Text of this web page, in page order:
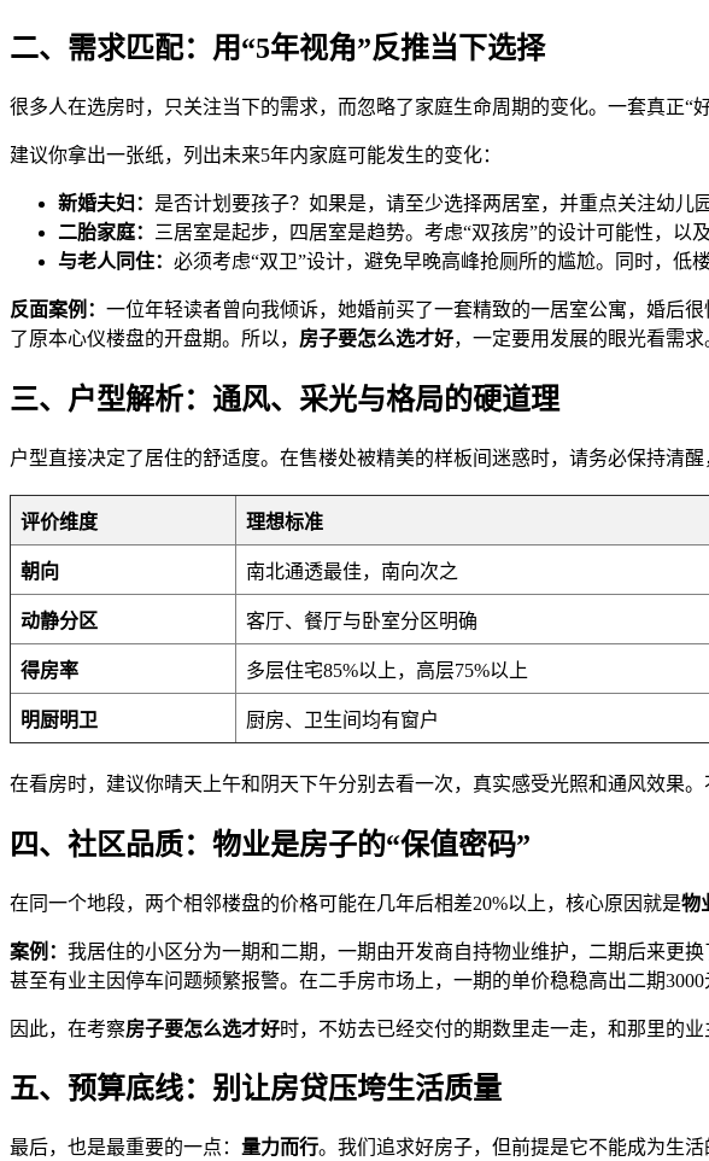
二、需求匹配：用“5年视角”反推当下选择
很多人在选房时，只关注当下的需求，而忽略了家庭生命周期的变化。一套真正“
建议你拿出一张纸，列出未来5年内家庭可能发生的变化：
新婚夫妇： 是否计划要孩子？如果是，请至少选择两居室，并重点关注幼儿
二胎家庭：
三居室是起步，四居室是趋势。考虑“双孩房”的设计可能性，以
与老人同住： 必须考虑“双卫”设计，避免早晚高峰抢厕所的尴尬。同时，低
反面案例： 一位年轻读者曾向我倾诉，她婚前买了一套精致的一居室公寓，婚后
了原本心仪楼盘的开盘期。所以， 房子要怎么选才好，一定要用发展的眼光看需求
三、户型解析：通风、采光与格局的硬道理
户型直接决定了居住的舒适度。在售楼处被精美的样板间迷惑时，请务必保持清醒
评价维度 理想标准
朝向 南北通透最佳，南向次之
动静分区 客厅、餐厅与卧室分区明确
得房率 多层住宅85%以上，高层75%以上
明厨明卫 厨房、卫生间均有窗户
在看房时，建议你晴天上午和阴天下午分别去看一次，真实感受光照和通风效果
四、社区品质：物业是房子的“保值密码”
在同一个地段，两个相邻楼盘的价格可能在几年后相差20%以上，核心原因就是物
案例： 我居住的小区分为一期和二期，一期由开发商自持物业维护，二期后来更
甚至有业主因停车问题频繁报警。在二手房市场上，一期的单价稳稳高出二期3000
因此，在考察房子要怎么选才好时，不妨去已经交付的期数里走一走，和那里的
五、预算底线：别让房贷压垮生活质量
最后，也是最重要的一点： 量力而行。我们追求好房子，但前提是它不能成为生活